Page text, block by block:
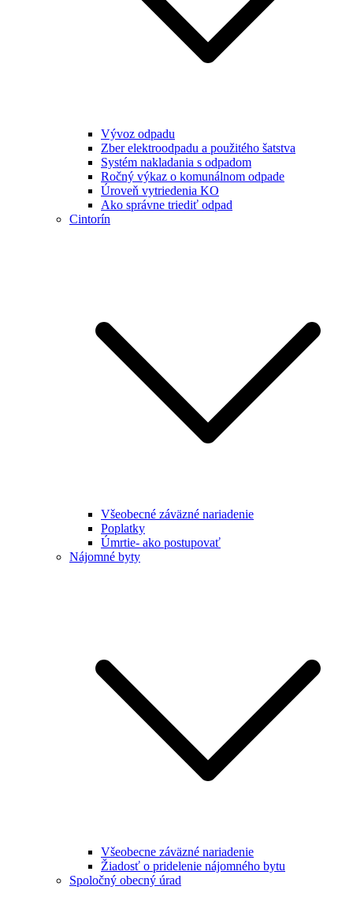
Vývoz odpadu
Zber elektroodpadu a použitého šatstva
Systém nakladania s odpadom
Ročný výkaz o komunálnom odpade
Úroveň vytriedenia KO
Ako správne triediť odpad
Cintorín
Všeobecné záväzné nariadenie
Poplatky
Úmrtie- ako postupovať
Nájomné byty
Všeobecne záväzné nariadenie
Žiadosť o pridelenie nájomného bytu
Spoločný obecný úrad